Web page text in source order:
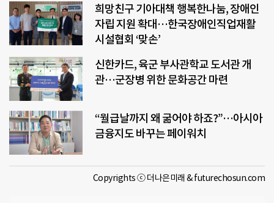
희망친구 기아대책 행복한나눔, 장애인
자립 지원 확대…한국장애인직업재활
시설협회 ‘맞손’
신한카드, 육군 부사관학교 도서관 개
관…군장병 위한 문화공간 마련
“월급날까지 왜 굶어야 하죠?”…아시아
금융지도 바꾸는 페이워치
Copyrights ⓒ 더나은미래 & futurechosun.com